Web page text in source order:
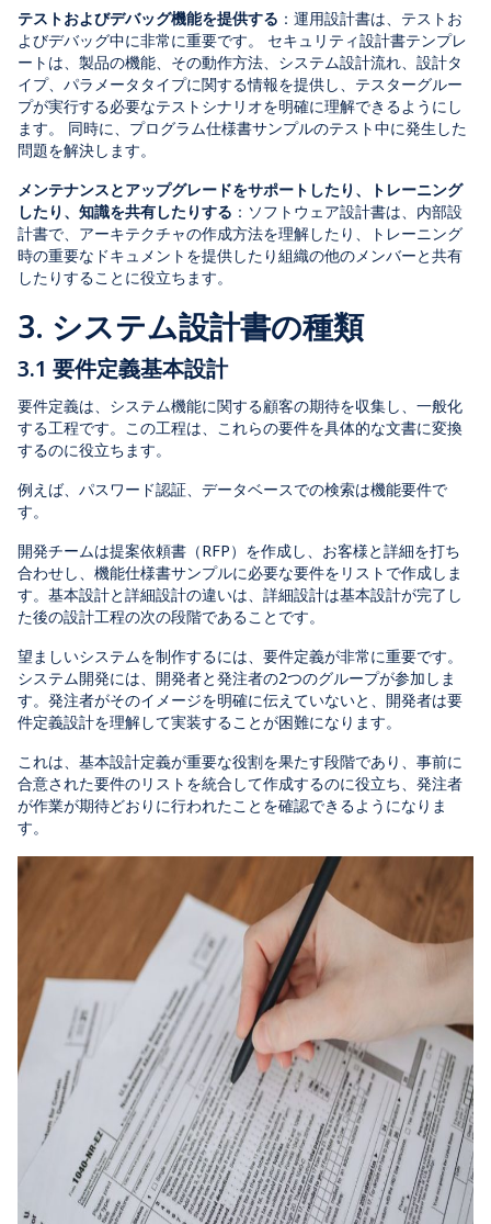
テストおよびデバッグ機能を提供する ：運用設計書は、テストお
よびデバッグ中に非常に重要です。 セキュリティ設計書テンプレ
ートは、製品の機能、その動作方法、システム設計流れ、設計タ
イプ、パラメータタイプに関する情報を提供し、テスターグルー
プが実行する必要なテストシナリオを明確に理解できるようにし
ます。 同時に、プログラム仕様書サンプルのテスト中に発生した
問題を解決します。
メンテナンスとアップグレードをサポートしたり、トレーニング
したり、知識を共有したりする ：ソフトウェア設計書は、内部設
計書で、アーキテクチャの作成方法を理解したり、トレーニング
時の重要なドキュメントを提供したり組織の他のメンバーと共有
したりすることに役立ちます。
3. システム設計書の種類
3.1 要件定義基本設計
要件定義は、システム機能に関する顧客の期待を収集し、一般化
する工程です。この工程は、これらの要件を具体的な文書に変換
するのに役立ちます。
例えば、パスワード認証、データベースでの検索は機能要件で
す。
開発チームは提案依頼書（RFP）を作成し、お客様と詳細を打ち
合わせし、機能仕様書サンプルに必要な要件をリストで作成しま
す。基本設計と詳細設計の違いは、詳細設計は基本設計が完了し
た後の設計工程の次の段階であることです。
望ましいシステムを制作するには、要件定義が非常に重要です。
システム開発には、開発者と発注者の2つのグループが参加しま
す。発注者がそのイメージを明確に伝えていないと、開発者は要
件定義設計を理解して実装することが困難になります。
これは、基本設計定義が重要な役割を果たす段階であり、事前に
合意された要件のリストを統合して作成するのに役立ち、発注者
が作業が期待どおりに行われたことを確認できるようになりま
す。